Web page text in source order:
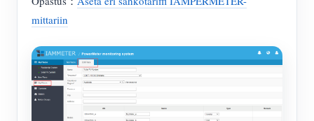
mittariin